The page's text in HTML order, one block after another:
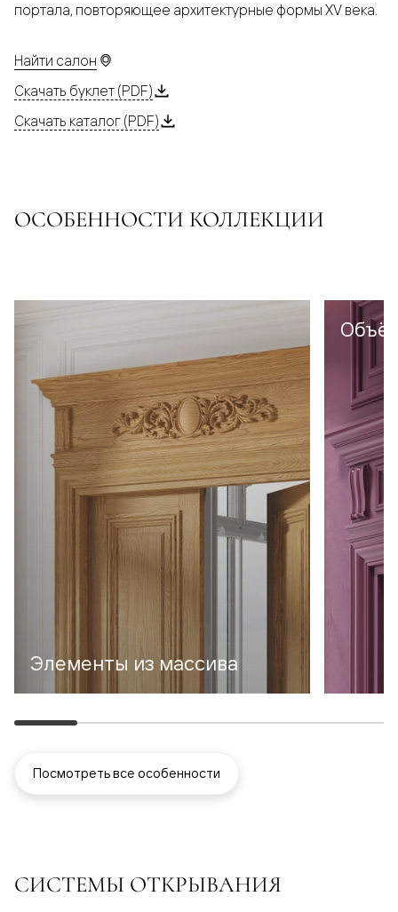
портала, повторяющее архитектурные формы XV века.
Найти салон
Скачать буклет (PDF)
Скачать каталог (PDF)
ОСОБЕННОСТИ КОЛЛЕКЦИИ
Элементы из массива
Посмотреть все особенности
СИСТЕМЫ ОТКРЫВАНИЯ